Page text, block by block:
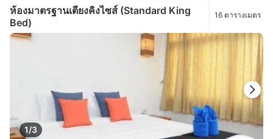
ห้องมาตรฐานเตียงคิงไซส์ (Standard King
Bed)
16 ตารางเมตร
1/3